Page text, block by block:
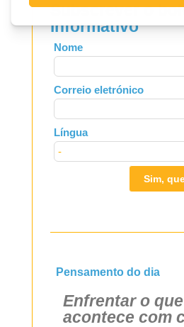
Subscrever o
informativo
Leave
this
field
blank
Nome
Correio eletrónico
Língua
Sim,
Pensamento do dia
Enfrentar o que
acontece com